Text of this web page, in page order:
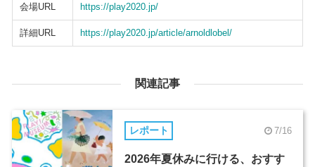
会場URL https://play2020.jp/
詳細URL https://play2020.jp/article/arnoldlobel/
関連記事
レポート 7/16
2026年夏休みに行ける、おすす